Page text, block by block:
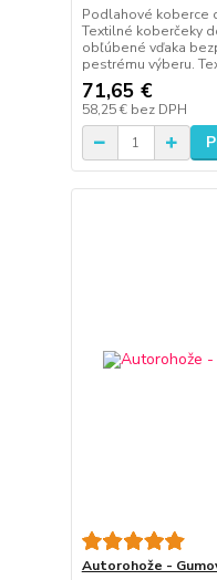
Podlahové koberce
Textilné koberčeky
obľúbené vďaka
pestrému výberu.
71,65 €
58,25 € bez DPH
Autorohože -